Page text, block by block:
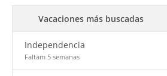
Vacaciones más buscadas
Independencia
Faltam 5 semanas